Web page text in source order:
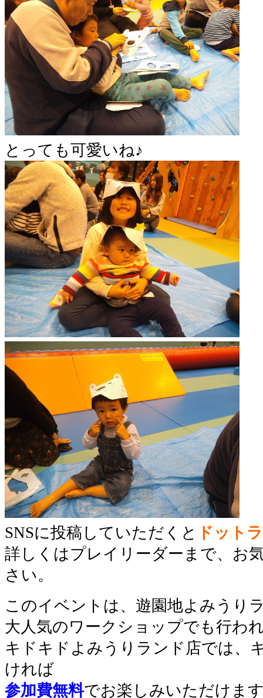
とっても可愛いね♪
SNSに投稿していただくと
ドット
詳しくはプレイリーダーまで、お
さい。
このイベントは、遊園地よみうり
大人気のワークショップでも行わ
キドキドよみうりランド店では、
ければ
参加費無料でお楽しみいただけま